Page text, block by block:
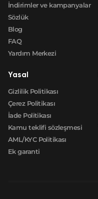
İndirimler ve kampanyalar
Sözlük
Blog
FAQ
Yardım Merkezi
Yasal
Gizlilik Politikası
Çerez Politikası
İade Politikası
Kamu teklifi sözleşmesi
AML/KYC Politikası
Ek garanti